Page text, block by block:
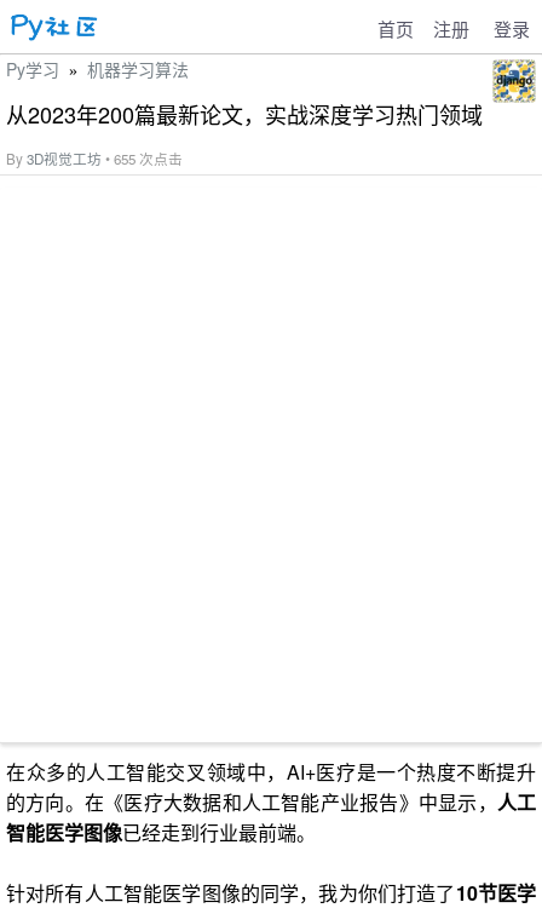
首页 注册 登录
Py学习 » 机器学习算法
从2023年200篇最新论文，实战深度学习热门领域
By3D视觉工坊 • 655 次点击
在众多的人工智能交叉领域中，AI+医疗是一个热度不断提升
的方向。在《医疗大数据和人工智能产业报告》中显示， 人工
智能医学图像已经走到行业最前端。
针对所有人工智能医学图像的同学，我为你们打造了10节医学